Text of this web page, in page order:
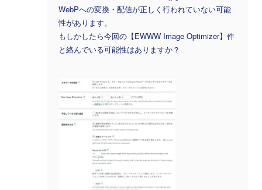
WebPへの変換・配信が正しく行われていない可能
性があります。
もしかしたら今回の【EWWW Image Optimizer】件
と絡んでいる可能性はありますか？